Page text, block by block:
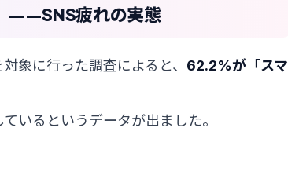
——SNS疲れの実態
象に行った調査によると、 62.2%が「スマ
いるというデータが出ました。